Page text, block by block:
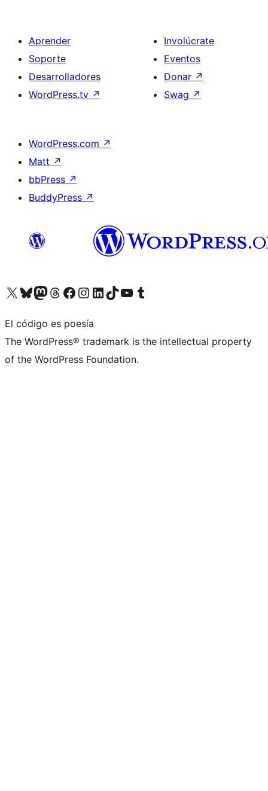
Aprender
Soporte
Desarrolladores
WordPress.tv ↗
Involúcrate
Eventos
Donar ↗
Swag ↗
WordPress.com ↗
Matt ↗
bbPress ↗
BuddyPress ↗
Visita nuestra cuenta de X (anteriormente Twitter)
Visita nuestra cuenta de Bluesky
Visita nuestra cuenta de Mastodon
Visita nuestra cuenta de Threads
Visita nuestra página de Facebook
Visita nuestra cuenta de Instagram
Visita nuestra cuenta de LinkedIn
Visita nuestra cuenta de TikTok
Visita nuestro canal de YouTube
Visita nuestra cuenta de Tumblr
El código es poesía
The WordPress® trademark is the intellectual property
of the WordPress Foundation.